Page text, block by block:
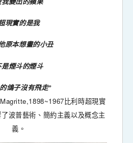
我變出的蘋果
現實的是我
原本想畫的小丑
是煙斗的煙斗
鴿子沒有飛走”
比利時超現實
波普藝術、簡約主義以及概念主
義。